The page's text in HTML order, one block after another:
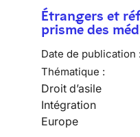
Étrangers et
prisme des
Date de publication :
Thématique :
Droit d’asile
Intégration
Europe